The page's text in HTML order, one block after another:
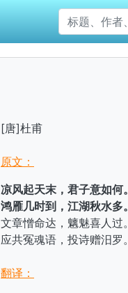
[唐]杜甫
原文：
凉风起天末，君子意如何。
鸿雁几时到，江湖秋水多。
文章憎命达，魑魅喜人过。
应共冤魂语，投诗赠汨罗。
翻译：